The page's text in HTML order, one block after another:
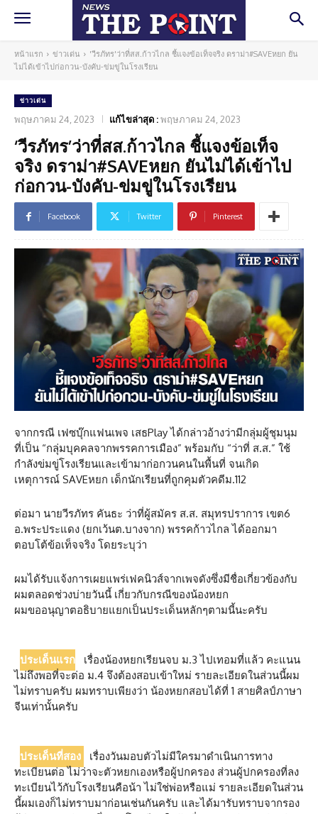
หน้าแรก ข่าวเด่น
'วีรภัทร'ว่าที่สส.ก้าวไกล ชี้แจงข้อเท็จจริง ดราม่า#SAVEหยก ยัน
ไม่ได้เข้าไปก่อกวน-บังคับ-ข่มขู่ในโรงเรียน
ข่าวเด่น
พฤษภาคม 24, 2023 แก้ไขล่าสุด :พฤษภาคม 24, 2023
‘วีรภัทร’ว่าที่สส.ก้าวไกล ชี้แจงข้อเท็จ
จริง ดราม่า#SAVEหยก ยันไม่ได้เข้าไป
ก่อกวน-บังคับ-ข่มขู่ในโรงเรียน
Facebook Twitter Pinterest
จากกรณี เฟซบุ๊กแฟนเพจ เสธPlay ได้กล่าวอ้างว่ามีกลุ่มผู้ชุมนุม
ที่เป็น “กลุ่มบุคคลจากพรรคการเมือง” พร้อมกับ “ว่าที่ ส.ส.” ใช้
กำลังข่มขู่โรงเรียนและเข้ามาก่อกวนคนในพื้นที่ จนเกิด
เหตุการณ์ SAVEหยก เด็กนักเรียนที่ถูกคุมตัวคดีม.112
ต่อมา นายวีรภัทร คันธะ ว่าที่ผู้สมัคร ส.ส. สมุทรปราการ เขต6
อ.พระประแดง (ยกเว้นต.บางจาก) พรรคก้าวไกล ได้ออกมา
ตอบโต้ข้อเท็จจริง โดยระบุว่า
ผมได้รับแจ้งการเผยแพร่เฟคนิวส์จากเพจดังซึ่งมีชื่อเกี่ยวข้องกับ
ผมตลอดช่วงบ่ายวันนี้ เกี่ยวกับกรณีของน้องหยก
ผมขออนุญาตอธิบายแยกเป็นประเด็นหลักๆตามนี้นะครับ
ประเด็นแรก
เรื่องน้องหยกเรียนจบ ม.3 ไปเทอมที่แล้ว คะแนน
ไม่ถึงพอที่จะต่อ ม.4 จึงต้องสอบเข้าใหม่ รายละเอียดในส่วนนี้ผม
ไม่ทราบครับ ผมทราบเพียงว่า น้องหยกสอบได้ที่ 1 สายศิลป์ภาษา
จีนเท่านั้นครับ
ประเด็นที่สอง
เรื่องวันมอบตัวไม่มีใครมาดำเนินการทาง
ทะเบียนต่อ ไม่ว่าจะตัวหยกเองหรือผู้ปกครอง ส่วนผู้ปกครองที่ลง
ทะเบียนไว้กับโรงเรียนคือน้า ไม่ใช่พ่อหรือแม่ รายละเอียดในส่วน
นี้ผมเองก็ไม่ทราบมาก่อนเช่นกันครับ และได้มารับทราบจากรอง